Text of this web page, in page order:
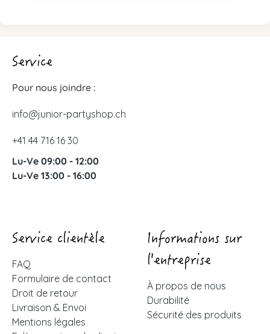
Service
Pour nous joindre :
info@junior-partyshop.ch
+41 44 716 16 30
Lu-Ve 09:00 - 12:00
Lu-Ve 13:00 - 16:00
Service clientèle
FAQ
Formulaire de contact
Droit de retour
Livraison & Envoi
Mentions légales
Informations sur
l'entreprise
À propos de nous
Durabilité
Sécurité des produits